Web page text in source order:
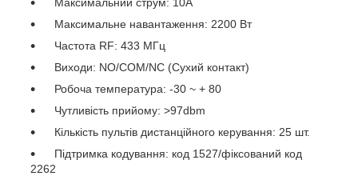
Максимальне навантаження: 2200 Вт
Частота RF: 433 МГц
Виходи: NO/COM/NC (Сухий контакт)
Робоча температура: -30 ~ + 80
Чутливість прийому: >97dbm
Кількість пультів дистанційного керування: 25 шт.
Підтримка кодування: код 1527/фіксований код
2262